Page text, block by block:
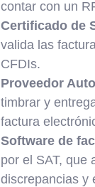
contar con un
Certificado de
valida las
CFDIs.
Proveedor
timbrar y
factura
Software de
por el SAT, que
discrepancias y